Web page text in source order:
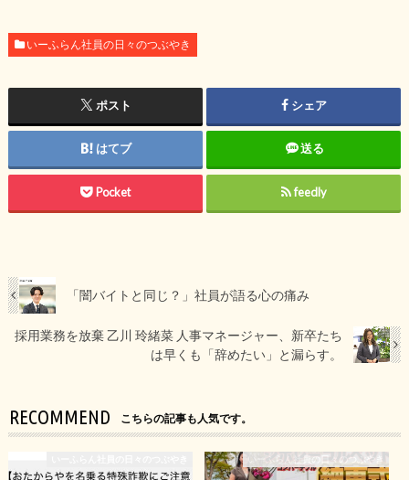
いーふらん社員の日々のつぶやき
ポスト シェア
はてブ 送る
Pocket feedly
「闇バイトと同じ？」社員が語る心の痛み
採用業務を放棄 乙川 玲緒菜 人事マネージャー、新卒たち
は早くも「辞めたい」と漏らす。
RECOMMEND こちらの記事も人気です。
いーふらん社員の日々のつぶやき